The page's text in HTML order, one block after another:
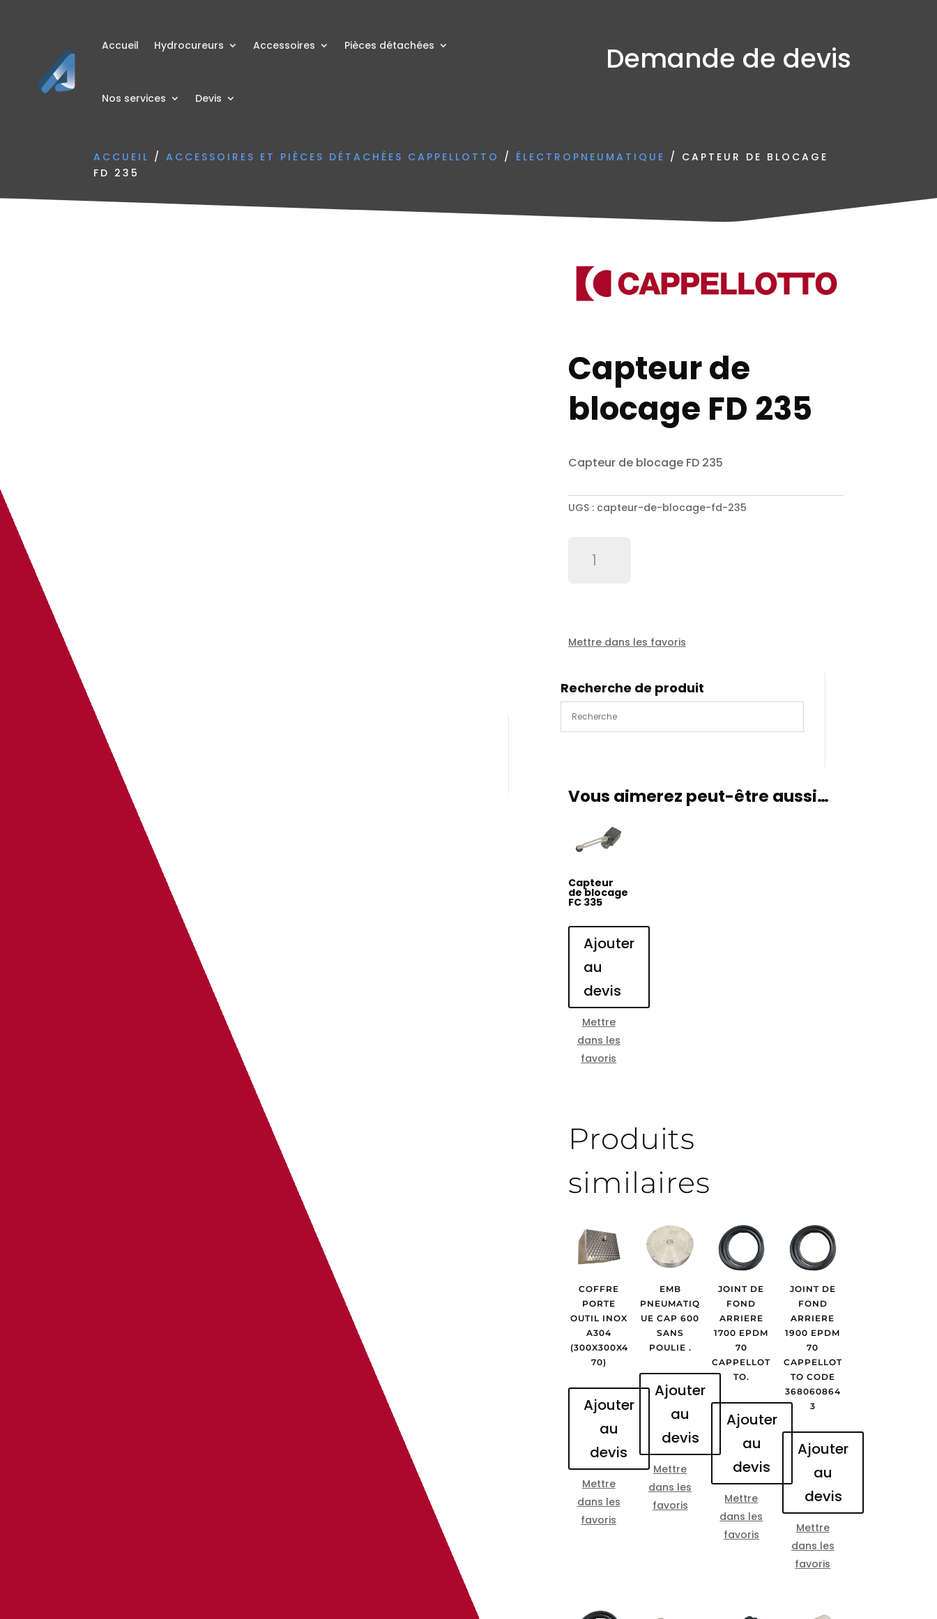
Accueil Hydrocureurs Accessoires Pièces détachées
Nos services Devis
Demande de devis
ACCUEIL /ACCESSOIRES ET PIÈCES DÉTACHÉES CAPPELLOTTO / ÉLECTROPNEUMATIQUE / CAPTEUR DE BLOCAGE
FD 235
Capteur de
blocage FD 235
Capteur de blocage FD 235
UGS : capteur-de-blocage-fd-235
235
Mettre dans les favoris
Recherche de produit
Vous aimerez peut-être aussi…
Capteur
de blocage
FC 335
Ajouter
au
devis
Mettre
dans les
favoris
Produits
similaires
COFFRE
PORTE
OUTIL INOX
A304
(300X300X4
70)
Ajouter
au
devis
Mettre
dans les
favoris
EMB
PNEUMATIQ
UE CAP 600
SANS
POULIE .
Ajouter
au
devis
Mettre
dans les
favoris
JOINT DE
FOND
ARRIERE
1700 EPDM
70
CAPPELLOT
TO.
Ajouter
au
devis
Mettre
dans les
favoris
JOINT DE
FOND
ARRIERE
1900 EPDM
70
CAPPELLOT
TO CODE
368060864
3
Ajouter
au
devis
Mettre
dans les
favoris